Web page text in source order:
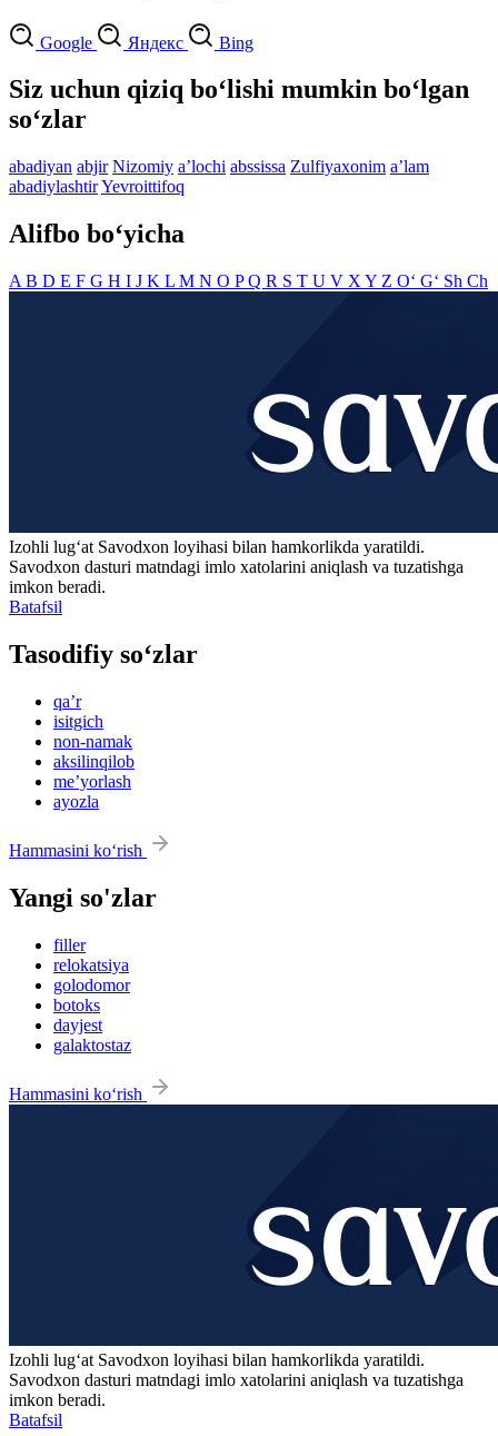
Google Яндекс Bing
Siz uchun qiziq bo‘lishi mumkin bo‘lgan
so‘zlar
abadiyan abjir Nizomiy aʼlochi abssissa Zulfiyaxonim aʼlam
abadiylashtirYevroittifoq
Alifbo bo‘yicha
A B D E F G H I J K L M N O PQ R S T U V X Y Z O‘ G‘ Sh Ch
Izohli lugʻat Savodxon loyihasi bilan hamkorlikda yaratildi.
Savodxon dasturi matndagi imlo xatolarini aniqlash va tuzatishga
imkon beradi.
Batafsil
Tasodifiy so‘zlar
qaʼr
isitgich
non-namak
aksilinqilob
meʼyorlash
ayozla
Hammasini ko‘rish
Yangi so'zlar
filler
relokatsiya
golodomor
botoks
dayjest
galaktostaz
Hammasini ko‘rish
Izohli lugʻat Savodxon loyihasi bilan hamkorlikda yaratildi.
Savodxon dasturi matndagi imlo xatolarini aniqlash va tuzatishga
imkon beradi.
Batafsil